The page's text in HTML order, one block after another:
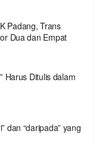
Padang, Trans
Dua dan Empat
Harus Ditulis dalam
dan “daripada” yang